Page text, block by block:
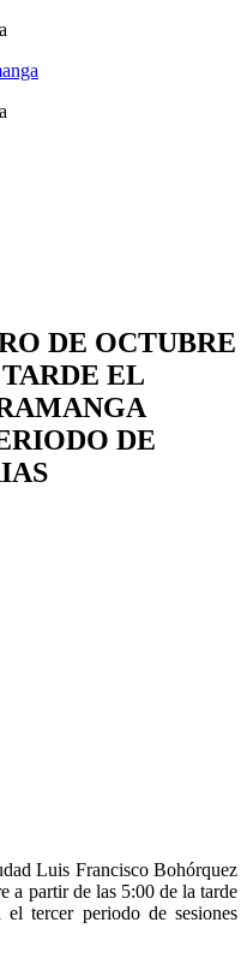
DE OCTUBRE
EL
DE
Luis Francisco Bohórquez
a partir de las 5:00 de la tarde
tercer periodo de sesiones